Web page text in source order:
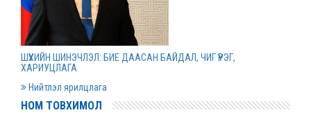
Нээлттэй ажлын байрны зар
2022 оны 03 сарын 31
ШҮҮХИЙН ШИНЭЧЛЭЛ: БИЕ ДААСАН БАЙДАЛ, ЧИГ ҮҮРЭГ,
ХАРИУЦЛАГА
Нийтлэл ярилцлага
НОМ ТОВХИМОЛ